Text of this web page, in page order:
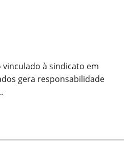
à sindicato em
gera responsabilidade